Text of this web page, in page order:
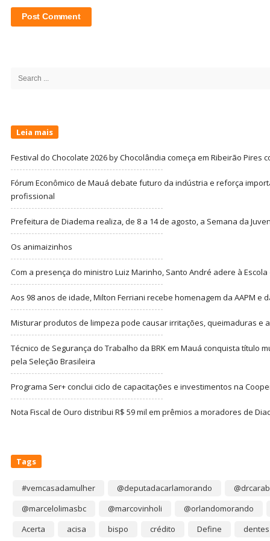
Search
Leia mais
Festival do Chocolate 2026 by Chocolândia começa em Ribeirão Pires
Fórum Econômico de Mauá debate futuro da indústria e reforça
profissional
Prefeitura de Diadema realiza, de 8 a 14 de agosto, a Semana da
Os animaizinhos
Com a presença do ministro Luiz Marinho, Santo André adere à
Aos 98 anos de idade, Milton Ferriani recebe homenagem da AAPM e
Misturar produtos de limpeza pode causar irritações, queimaduras e
Técnico de Segurança do Trabalho da BRK em Mauá conquista título
pela Seleção Brasileira
Programa Ser+ conclui ciclo de capacitações e investimentos na
Nota Fiscal de Ouro distribui R$ 59 mil em prêmios a moradores de
Tags
#vemcasadamulher @deputadacarlamorando
@marcelolimasbc
@marcovinholi
@orlandomorando
Acerta
acisa bispo crédito Define dentes